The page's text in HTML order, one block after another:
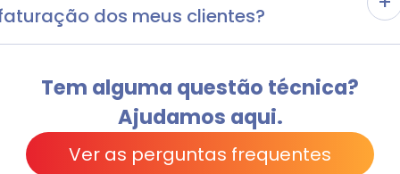
dos meus clientes?
Tem alguma questão técnica?
Ajudamos aqui.
Ver as perguntas frequentes